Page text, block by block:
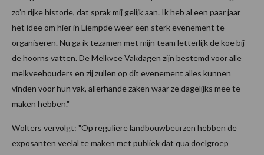
zo’n rijke historie, dat sprak mij gelijk aan. Ik heb al een paar jaar
het idee om hier in Liempde weer een sterk evenement te
organiseren. Nu ga ik tezamen met mijn team letterlijk de koe bij
de hoorns vatten. De Melkvee Vakdagen zijn bestemd voor alle
melkveehouders en zij zullen op dit evenement alles kunnen
vinden voor hun vak, allerhande zaken waar ze dagelijks mee te
maken hebben."
Wolters vervolgt: "Op reguliere landbouwbeurzen hebben de
exposanten veelal te maken met publiek dat qua doelgroep